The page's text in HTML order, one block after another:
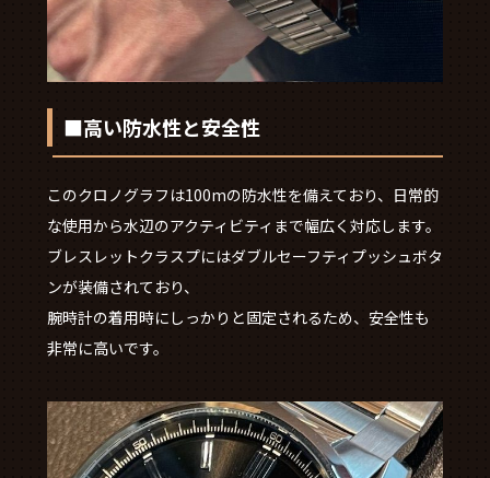
■高い防水性と安全性
このクロノグラフは100mの防水性を備えており、日常的
な使用から水辺のアクティビティまで幅広く対応します。
ブレスレットクラスプにはダブルセーフティプッシュボタ
ンが装備されており、
腕時計の着用時にしっかりと固定されるため、安全性も
非常に高いです。